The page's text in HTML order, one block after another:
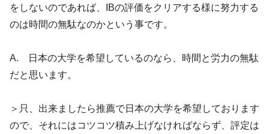
をしないのであれば、IBの評価をクリアする様に努力する
のは時間の無駄なのかという事です。
A. 日本の大学を希望しているのなら、時間と労力の無駄
だと思います。
＞只、出来ましたら推薦で日本の大学を希望しております
ので、それにはコツコツ積み上げなければならず、評定は